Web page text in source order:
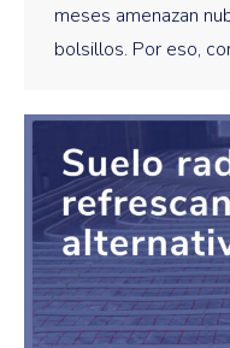
meses amenazan
bolsillos. Por eso,